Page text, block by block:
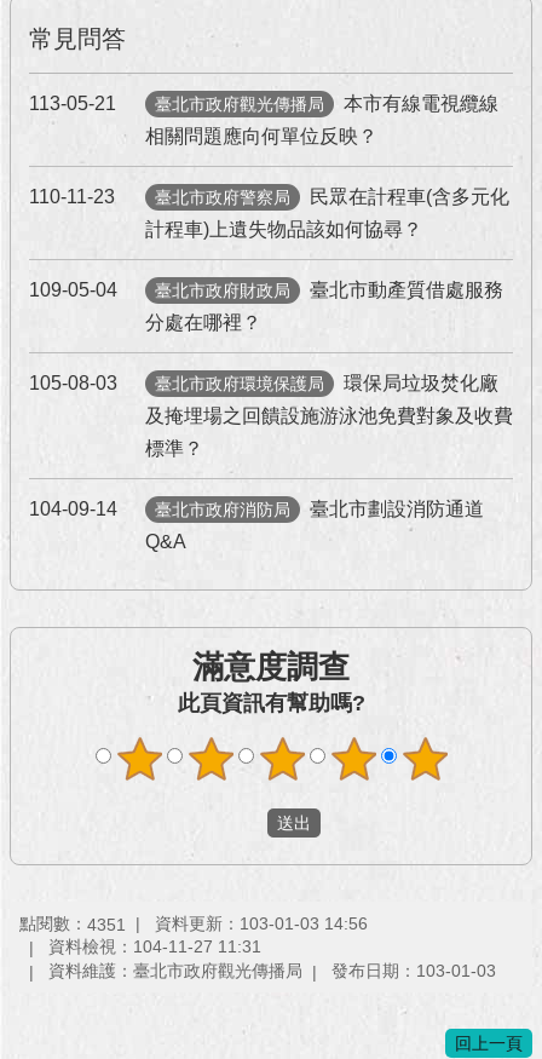
常見問答
113-05-21 臺北市政府觀光傳播局
本市有線電視纜線
相關問題應向何單位反映？
110-11-23 臺北市政府警察局
民眾在計程車(含多元化
計程車)上遺失物品該如何協尋？
109-05-04 臺北市政府財政局
臺北市動產質借處服務
分處在哪裡？
105-08-03 臺北市政府環境保護局
環保局垃圾焚化廠
及掩埋場之回饋設施游泳池免費對象及收費
標準？
104-09-14 臺北市政府消防局
臺北市劃設消防通道
Q&A
滿意度調查
此頁資訊有幫助嗎?
點閱數： 4351
資料更新：103-01-03 14:56
資料檢視：104-11-27 11:31
資料維護：臺北市政府觀光傳播局
發布日期：103-01-03
回上一頁